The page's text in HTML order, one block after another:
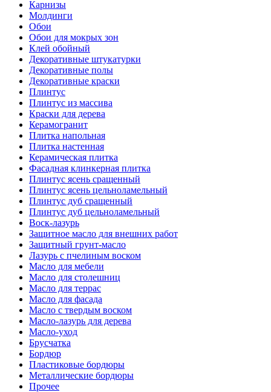
Карнизы
Молдинги
Обои
Обои для мокрых зон
Клей обойный
Декоративные штукатурки
Декоративные полы
Декоративные краски
Плинтус
Плинтус из массива
Краски для дерева
Керамогранит
Плитка напольная
Плитка настенная
Керамическая плитка
Фасадная клинкерная плитка
Плинтус ясень сращенный
Плинтус ясень цельноламельный
Плинтус дуб сращенный
Плинтус дуб цельноламельный
Воск-лазурь
Защитное масло для внешних работ
Защитный грунт-масло
Лазурь с пчелиным воском
Масло для мебели
Масло для столешниц
Масло для террас
Масло для фасада
Масло с твердым воском
Масло-лазурь для дерева
Масло-уход
Брусчатка
Бордюр
Пластиковые бордюры
Металлические бордюры
Прочее